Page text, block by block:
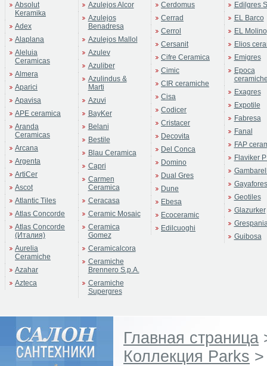
Absolut
Keramika
Adex
Alaplana
Aleluia
Ceramicas
Almera
Aparici
Apavisa
APE ceramica
Aranda
Ceramicas
Arcana
Argenta
ArtiCer
Ascot
Atlantic Tiles
Atlas Concorde
Atlas Concorde
(Италия)
Aurelia
Ceramiche
Azahar
Azteca
Azulejos Alcor
Azulejos
Benadresa
Azulejos Mallol
Azulev
Azuliber
Azulindus &
Marti
Azuvi
BayKer
Belani
Bestile
Blau Ceramica
Capri
Carmen
Ceramica
Ceracasa
Ceramic Mosaic
Ceramica
Gomez
Ceramicalcora
Ceramiche
Brennero S.p.A.
Ceramiche
Supergres
Cerdomus
Cerrad
Cerrol
Cersanit
Cifre Ceramica
Cimic
CIR ceramiche
Cisa
Codicer
Cristacer
Decovita
Del Conca
Domino
Dual Gres
Dune
Ebesa
Ecoceramic
Edilcuoghi
Edilgres
EL Barco
EL Molino
Elios
Emigres
Epoca
Exagres
Expotile
Fabresa
Fanal
FAP
Flaviker
Gayafores
Geotiles
Glazurker
Guibosa
Главная страница
Коллекция Parks